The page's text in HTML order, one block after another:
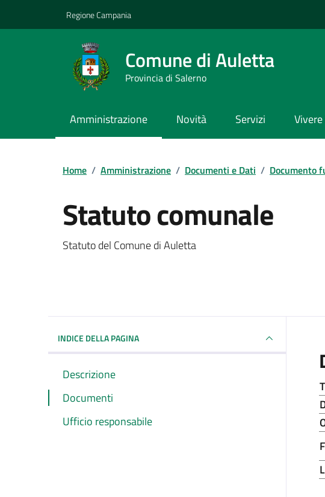
Regione Campania
Comune di Auletta
Provincia di Salerno
Amministrazione Novità Servizi
Home / Amministrazione / Documenti e Dati / Documento
Statuto comunale
Dettagli del documento
Statuto del Comune di Auletta
INDICE DELLA PAGINA
Descrizione
Documenti
Ufficio responsabile